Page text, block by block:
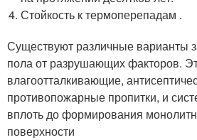
Стойкость к термоперепадам .
Существуют различные варианты
пола от разрушающих факторов.
влагоотталкивающие,
противопожарные пропитки, и
вплоть до формирования
поверхности